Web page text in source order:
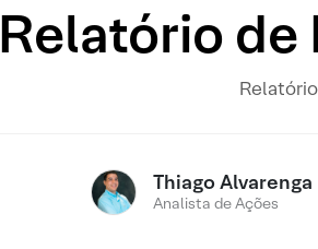
Relatório
Thiago Alvarenga
Analista de Ações